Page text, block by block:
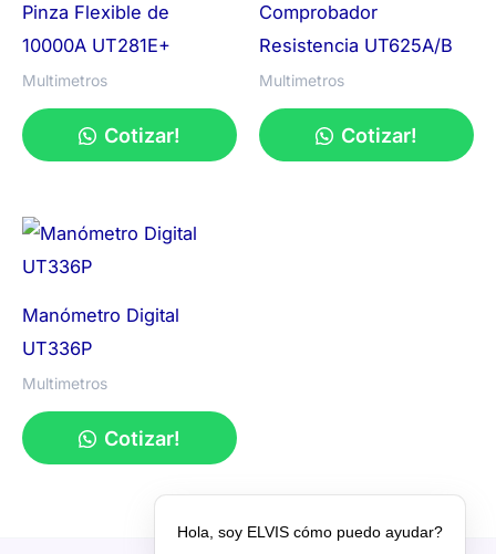
Pinza Flexible de
10000A UT281E+
Multimetros
Cotizar!
Comprobador
Resistencia UT625A/B
Multimetros
Cotizar!
Manómetro Digital
UT336P
Multimetros
Cotizar!
Hola, soy ELVIS cómo puedo ayudar?